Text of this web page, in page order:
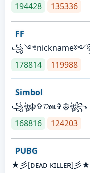
194428
135336
FF
178814
119988
Simbol
꧁ঔৣ☬✞𝓓𝖔𝖓✞☬ঔৣ꧂
168816
124203
PUBG
★彡[ᴅᴇᴀᴅ ᴋɪʟʟᴇʀ]彡★